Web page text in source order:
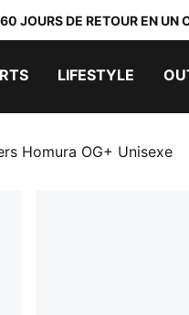
JOURS DE RETOUR EN
LIFESTYLE
Homura OG+ Unisexe